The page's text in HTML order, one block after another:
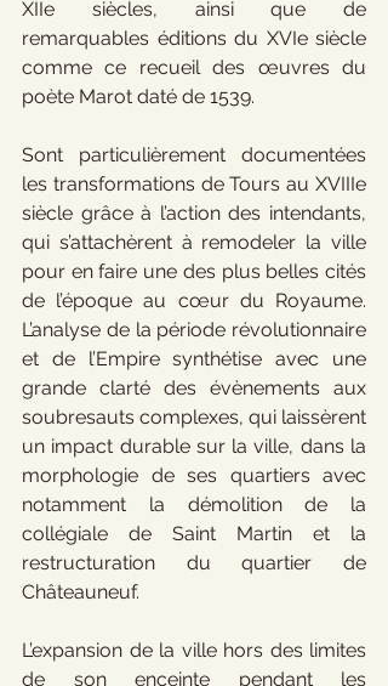
XIIe siècles, ainsi que de
remarquables éditions du XVIe siècle
comme ce recueil des œuvres du
poète Marot daté de 1539.
Sont particulièrement documentées
les transformations de Tours au XVIIIe
siècle grâce à l’action des intendants,
qui s’attachèrent à remodeler la ville
pour en faire une des plus belles cités
de l’époque au cœur du Royaume.
L’analyse de la période révolutionnaire
et de l’Empire synthétise avec une
grande clarté des évènements aux
soubresauts complexes, qui laissèrent
un impact durable sur la ville, dans la
morphologie de ses quartiers avec
notamment la démolition de la
collégiale de Saint Martin et la
restructuration du quartier de
Châteauneuf.
L’expansion de la ville hors des limites
de son enceinte pendant les